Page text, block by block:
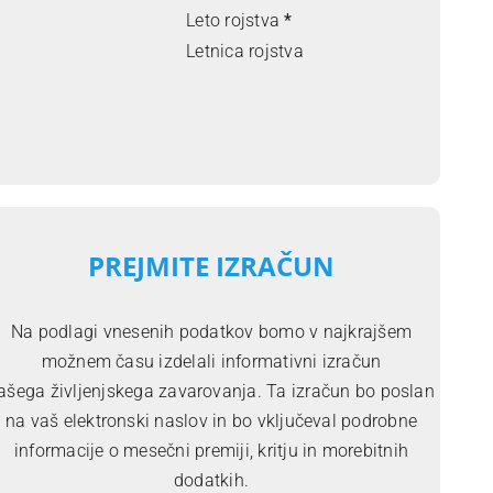
Leto rojstva *
PREJMITE IZRAČUN
Na podlagi vnesenih podatkov bomo v najkrajšem
možnem času izdelali informativni izračun
življenjskega zavarovanja. Ta izračun bo poslan
na vaš elektronski naslov in bo vključeval podrobne
informacije o mesečni premiji, kritju in morebitnih
dodatkih.